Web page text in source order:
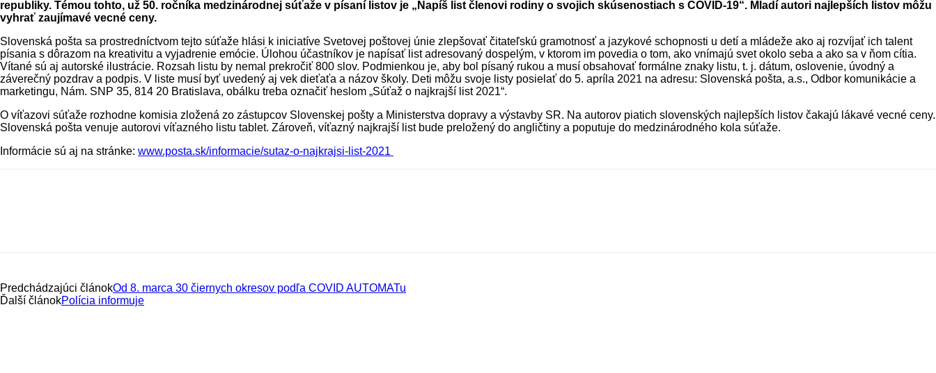
republiky. Témou tohto, už 50. ročníka medzinárodnej súťaže v písaní listov je „Napíš list členovi rodiny o svojich skúsenostiach s COVID-19“. Mladí autori najlepších listov môžu
vyhrať zaujímavé vecné ceny.
Slovenská pošta sa prostredníctvom tejto súťaže hlási k iniciatíve Svetovej poštovej únie zlepšovať čitateľskú gramotnosť a jazykové schopnosti u detí a mládeže ako aj rozvíjať ich talent
písania s dôrazom na kreativitu a vyjadrenie emócie. Úlohou účastníkov je napísať list adresovaný dospelým, v ktorom im povedia o tom, ako vnímajú svet okolo seba a ako sa v ňom cítia.
Vítané sú aj autorské ilustrácie. Rozsah listu by nemal prekročiť 800 slov. Podmienkou je, aby bol písaný rukou a musí obsahovať formálne znaky listu, t. j. dátum, oslovenie, úvodný a
záverečný pozdrav a podpis. V liste musí byť uvedený aj vek dieťaťa a názov školy. Deti môžu svoje listy posielať do 5. apríla 2021 na adresu: Slovenská pošta, a.s., Odbor komunikácie a
marketingu, Nám. SNP 35, 814 20 Bratislava, obálku treba označiť heslom „Súťaž o najkrajší list 2021“.
O víťazovi súťaže rozhodne komisia zložená zo zástupcov Slovenskej pošty a Ministerstva dopravy a výstavby SR. Na autorov piatich slovenských najlepších listov čakajú lákavé vecné ceny.
Slovenská pošta venuje autorovi víťazného listu tablet. Zároveň, víťazný najkrajší list bude preložený do angličtiny a poputuje do medzinárodného kola súťaže.
Informácie sú aj na stránke: www.posta.sk/informacie/sutaz-o-najkrajsi-list-2021
Predchádzajúci článokOd 8. marca 30 čiernych okresov podľa COVID AUTOMATu
Ďalší článokPolícia informuje